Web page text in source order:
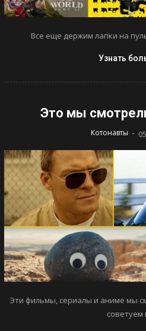
Все еще держим лапки на
Узнать
Это мы
Котонавты -
Эти фильмы, сериалы и аниме мы
советуем